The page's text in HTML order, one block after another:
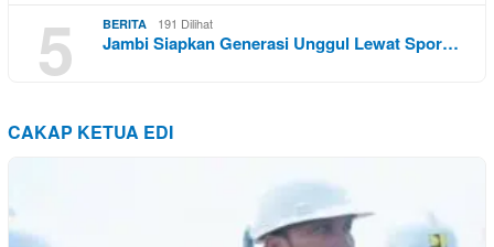
5 BERITA 191 Dilihat
Jambi Siapkan Generasi Unggul Lewat Spor…
CAKAP KETUA EDI